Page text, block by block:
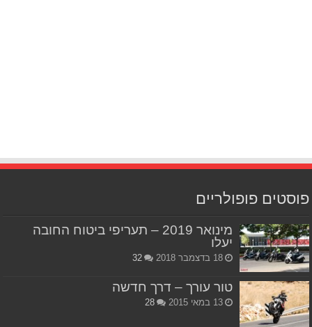
פוסטים פופולריים
מינואר 2019 – תעריפי ביטוח החובה
יעלו
18 בדצמבר 2018 32
טור עורך – דרך חדשה
13 במאי 2015 28